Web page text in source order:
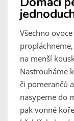
Všechno
na menší
Nastrouháme
či pomerančů
nasypeme do
pak vonné